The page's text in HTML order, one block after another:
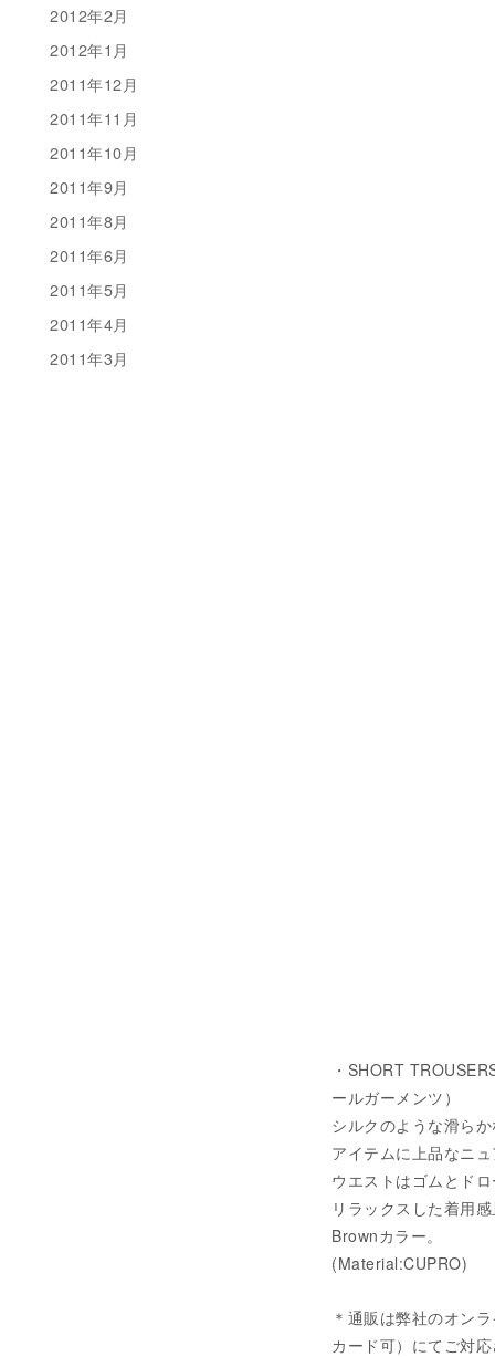
・SHORT
ールガーメンツ）
シルクのような滑ら
アイテムに上品なニ
ウエストはゴムとド
リラックスした着用
Brownカラー。
(Material:CUPRO)
＊通販は弊社のオン
カード可）にてご対
2012年2月
2012年1月
2011年12月
2011年11月
2011年10月
2011年9月
2011年8月
2011年6月
2011年5月
2011年4月
2011年3月